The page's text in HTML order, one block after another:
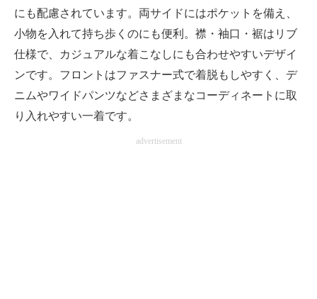
にも配慮されています。両サイドにはポケットを備え、
小物を入れて持ち歩くのにも便利。襟・袖口・裾はリブ
仕様で、カジュアルな着こなしにも合わせやすいデザイ
ンです。フロントはファスナー式で着脱もしやすく、デ
ニムやワイドパンツなどさまざまなコーディネートに取
り入れやすい一着です。
advertisement